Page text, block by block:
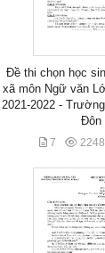
Đề thi chọn học
xã môn Ngữ văn
2021-2022 -
Đôn
7 2248